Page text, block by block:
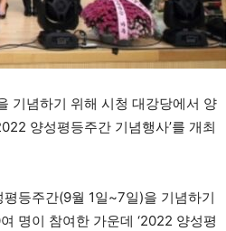
기념하기 위해 시청 대강당에서 양
양성평등주간 기념행사’를 개최
등주간(9월 1일~7일)을 기념하기
명이 참여한 가운데 ‘2022 양성평